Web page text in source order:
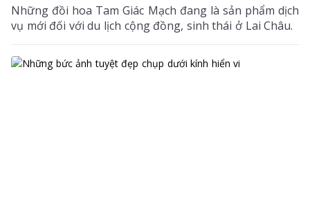
Những đồi hoa Tam Giác Mạch đang là sản phẩm dịch
vụ mới đối với du lịch cộng đồng, sinh thái ở Lai Châu.